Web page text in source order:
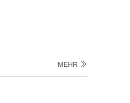
MEHR